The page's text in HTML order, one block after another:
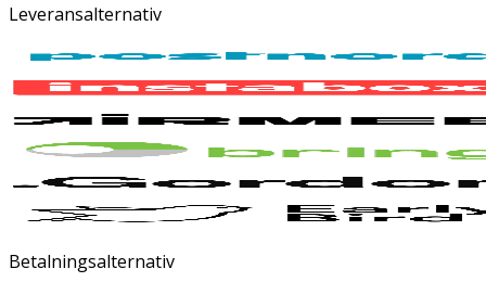
Leveransalternativ
Betalningsalternativ